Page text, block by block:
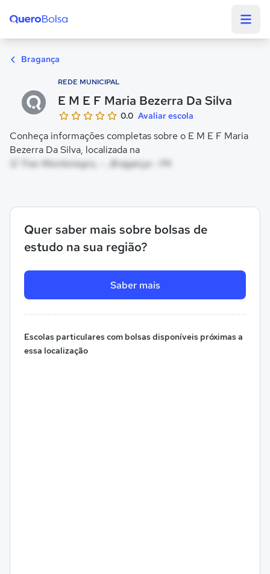
Bragança
REDE MUNICIPAL
E M E F Maria Bezerra Da Silva
0.0 Avaliar escola
Conheça informações completas sobre o E M E F Maria
Bezerra Da Silva, localizada na
12 Trav Montenegro, - , Bragança - PA
Quer saber mais sobre bolsas de
estudo na sua região?
Saber mais
Escolas particulares com bolsas disponíveis próximas a
essa localização